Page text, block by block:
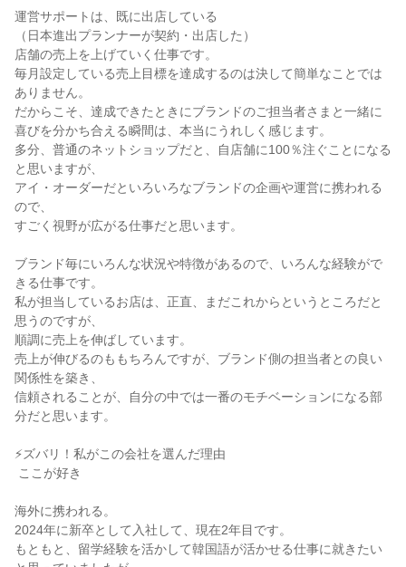
運営サポートは、既に出店している
（日本進出プランナーが契約・出店した）
店舗の売上を上げていく仕事です。
毎月設定している売上目標を達成するのは決して簡単なことでは
ありません。
だからこそ、達成できたときにブランドのご担当者さまと一緒に
喜びを分かち合える瞬間は、本当にうれしく感じます。
多分、普通のネットショップだと、自店舗に100％注ぐことになる
と思いますが、
アイ・オーダーだといろいろなブランドの企画や運営に携われる
ので、
すごく視野が広がる仕事だと思います。
ブランド毎にいろんな状況や特徴があるので、いろんな経験がで
きる仕事です。
私が担当しているお店は、正直、まだこれからというところだと
思うのですが、
順調に売上を伸ばしています。
売上が伸びるのももちろんですが、ブランド側の担当者との良い
関係性を築き、
信頼されることが、自分の中では一番のモチベーションになる部
分だと思います。
⚡ズバリ！私がこの会社を選んだ理由
海外に携われる。
2024年に新卒として入社して、現在2年目です。
もともと、留学経験を活かして韓国語が活かせる仕事に就きたい